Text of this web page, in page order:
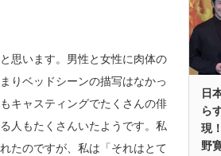
思います。男性と女性に肉体の
りベッドシーンの描写はなかっ
キャスティングでたくさんの俳
人もたくさんいたようです。私
たのですが、私は「それはとて
日
ら
現
野